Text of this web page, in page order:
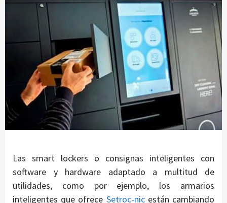
Las smart lockers o consignas inteligentes con
software y hardware adaptado a multitud de
utilidades, como por ejemplo, los armarios
inteligentes que ofrece Setroc-nicestán cambiando